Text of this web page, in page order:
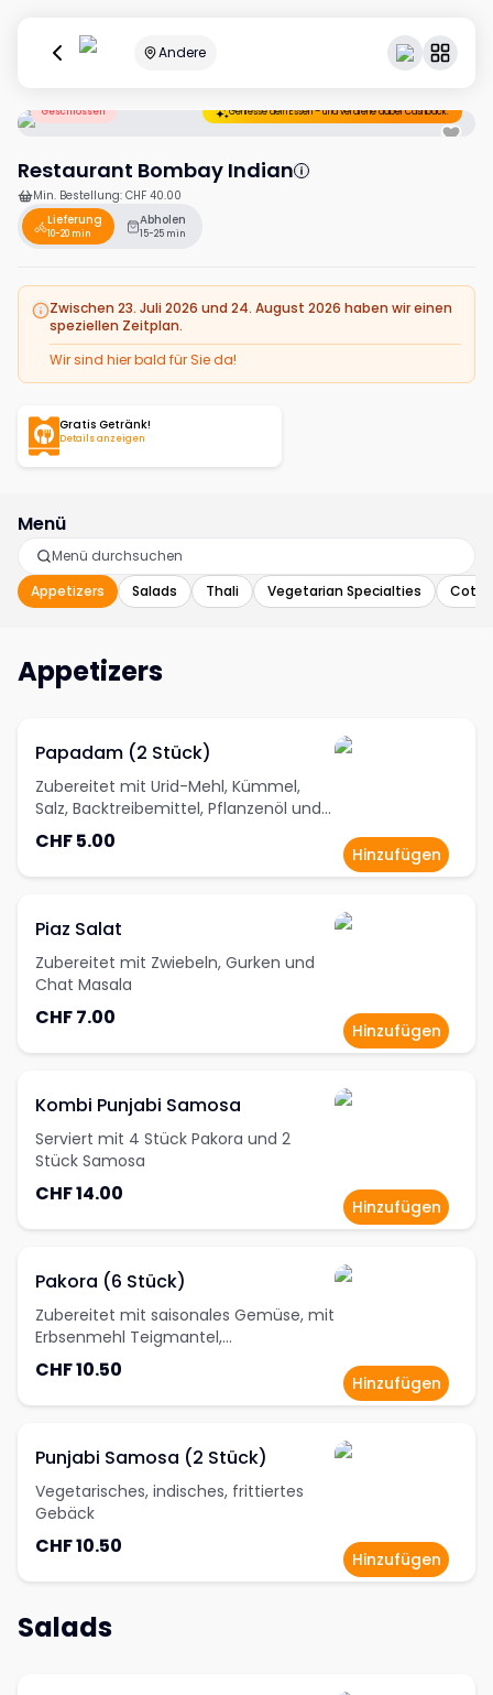
Andere
Geschlossen Geniesse dein Essen – und verdiene dabei Cashback.
Restaurant Bombay Indian
Min. Bestellung: CHF 40.00
Lieferung
10-20 min
Abholen
15-25 min
Zwischen 23. Juli 2026 und 24. August 2026 haben wir einen
speziellen Zeitplan.
Wir sind hier bald für Sie da!
Gratis Getränk!
Details anzeigen
Menü
Appetizers Salads Thali Vegetarian Specialties
Appetizers
Papadam (2 Stück)
Zubereitet mit Urid-Mehl, Kümmel,
Salz, Backtreibemittel, Pflanzenöl und
anderen Gewürzen
CHF 5.00
Hinzufügen
Piaz Salat
Zubereitet mit Zwiebeln, Gurken und
Chat Masala
CHF 7.00
Hinzufügen
Kombi Punjabi Samosa
Serviert mit 4 Stück Pakora und 2
Stück Samosa
CHF 14.00
Hinzufügen
Pakora (6 Stück)
Zubereitet mit saisonales Gemüse, mit
Erbsenmehl Teigmantel,
Kümmelsamen und roten Zwiebeln,
dazu Minze und Tamarinden Chutneys
CHF 10.50
Hinzufügen
Punjabi Samosa (2 Stück)
Vegetarisches, indisches, frittiertes
Gebäck
CHF 10.50
Hinzufügen
Salads